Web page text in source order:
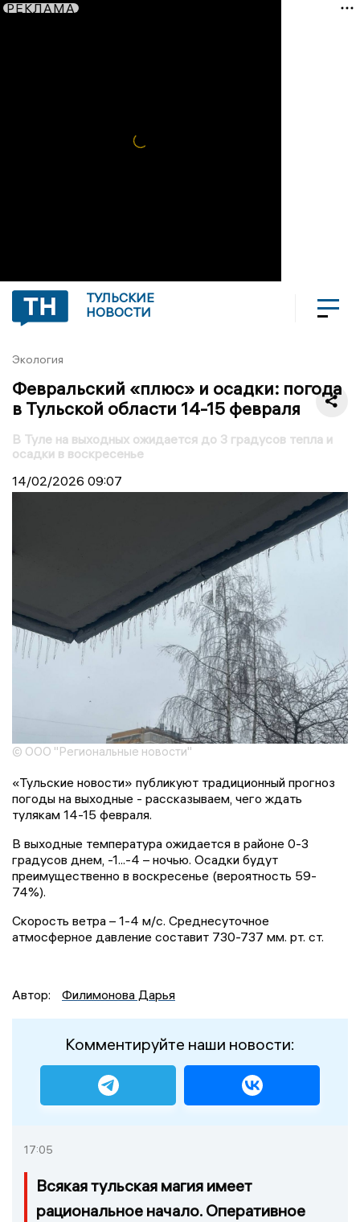
РЕКЛАМА
ТУЛЬСКИЕ
НОВОСТИ
Экология
Февральский «плюс» и осадки: погода
в Тульской области 14-15 февраля
В Туле на выходных ожидается до 3 градусов тепла и
осадки в воскресенье
14/02/2026 09:07
© ООО "Региональные новости"
«Тульские новости» публикуют традиционный прогноз
погоды на выходные - рассказываем, чего ждать
тулякам 14-15 февраля.
В выходные температура ожидается в районе 0-3
градусов днем, -1...-4 – ночью. Осадки будут
преимущественно в воскресенье (вероятность 59-
74%).
Скорость ветра – 1-4 м/с. Среднесуточное
атмосферное давление составит 730-737 мм. рт. ст.
Автор: Филимонова Дарья
Комментируйте наши новости:
17:05
Всякая тульская магия имеет
рациональное начало. Оперативное